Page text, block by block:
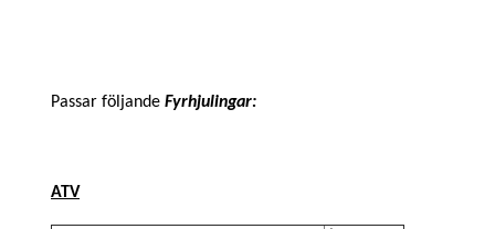
Passar följande Fyrhjulingar:
ATV